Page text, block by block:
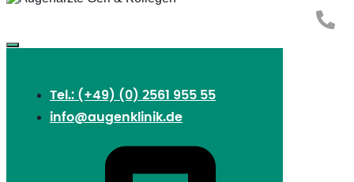
Tel.: (+49) (0) 2561 955 55
info@augenklinik.de